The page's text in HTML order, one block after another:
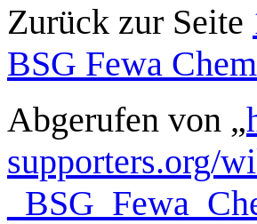
Zurück zur Seite
BSG Fewa
Abgerufen von „
supporters.org/